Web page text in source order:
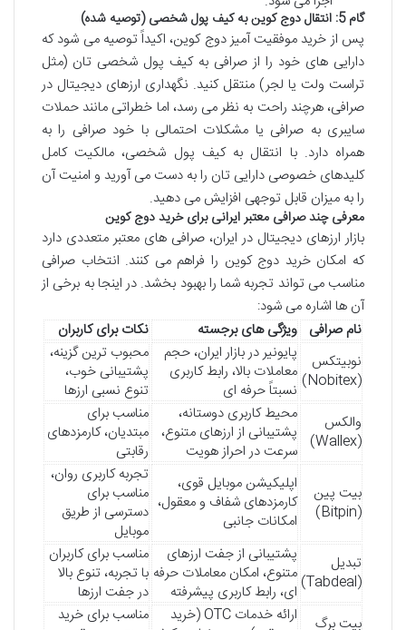
گام 5: انتقال دوج کوین به کیف پول شخصی (توصیه شده)
پس از خرید موفقیت آمیز دوج کوین، اکیداً توصیه می شود که
دارایی های خود را از صرافی به کیف پول شخصی تان (مثل
تراست ولت یا لجر) منتقل کنید. نگهداری ارزهای دیجیتال در
صرافی، هرچند راحت به نظر می رسد، اما خطراتی مانند حملات
سایبری به صرافی یا مشکلات احتمالی با خود صرافی را به
همراه دارد. با انتقال به کیف پول شخصی، مالکیت کامل
کلیدهای خصوصی دارایی تان را به دست می آورید و امنیت آن
را به میزان قابل توجهی افزایش می دهید.
معرفی چند صرافی معتبر ایرانی برای خرید دوج کوین
بازار ارزهای دیجیتال در ایران، صرافی های معتبر متعددی دارد
که امکان خرید دوج کوین را فراهم می کنند. انتخاب صرافی
مناسب می تواند تجربه شما را بهبود بخشد. در اینجا به برخی از
آن ها اشاره می شود:
نام صرافی ویژگی های برجسته
نکات برای کاربران
نوبیتکس
(Nobitex)
پایونیر در بازار ایران، حجم
معاملات بالا، رابط کاربری
نسبتاً حرفه ای
محبوب ترین گزینه،
پشتیبانی خوب،
تنوع نسبی ارزها
والکس
(Wallex)
محیط کاربری دوستانه،
پشتیبانی از ارزهای متنوع،
سرعت در احراز هویت
مناسب برای
مبتدیان، کارمزدهای
رقابتی
بیت پین
(Bitpin)
اپلیکیشن موبایل قوی،
کارمزدهای شفاف و معقول،
امکانات جانبی
تجربه کاربری روان،
مناسب برای
دسترسی از طریق
موبایل
تبدیل
(Tabdeal)
پشتیبانی از جفت ارزهای
متنوع، امکان معاملات حرفه
ای، رابط کاربری پیشرفته
مناسب برای کاربران
با تجربه، تنوع بالا
در جفت ارزها
بیت برگ
ارائه خدمات OTC (خرید
مناسب برای خرید